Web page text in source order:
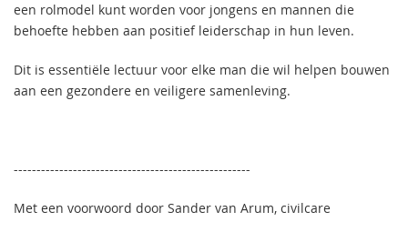
een rolmodel kunt worden voor jongens en mannen die
behoefte hebben aan positief leiderschap in hun leven.
Dit is essentiële lectuur voor elke man die wil helpen bouwen
aan een gezondere en veiligere samenleving.
----------------------------------------------------
Met een voorwoord door Sander van Arum, civilcare